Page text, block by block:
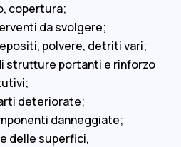
copertura;
da svolgere;
polvere, detriti vari;
strutture portanti e rinforzo
deteriorate;
danneggiate;
delle superfici,